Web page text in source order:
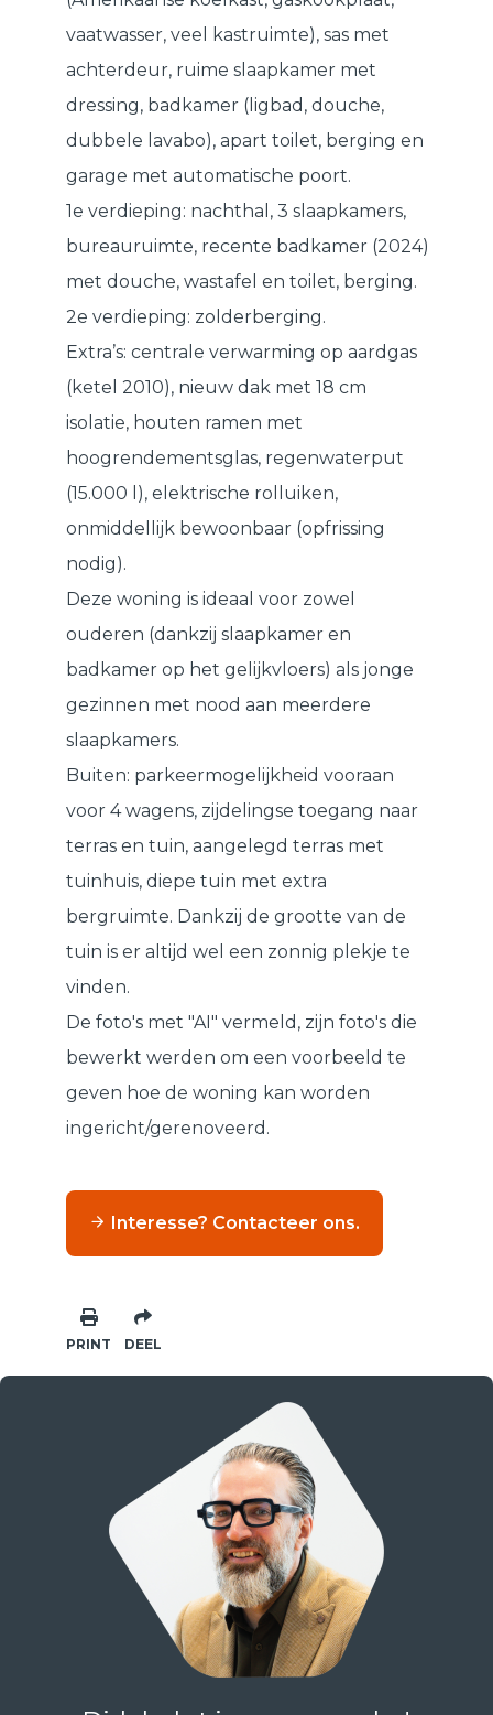
vaatwasser, veel kastruimte), sas met
achterdeur, ruime slaapkamer met
dressing, badkamer (ligbad, douche,
dubbele lavabo), apart toilet, berging en
garage met automatische poort.
1e verdieping: nachthal, 3 slaapkamers,
bureauruimte, recente badkamer (2024)
met douche, wastafel en toilet, berging.
2e verdieping: zolderberging.
Extra’s: centrale verwarming op aardgas
(ketel 2010), nieuw dak met 18 cm
isolatie, houten ramen met
hoogrendementsglas, regenwaterput
(15.000 l), elektrische rolluiken,
onmiddellijk bewoonbaar (opfrissing
nodig).
Deze woning is ideaal voor zowel
ouderen (dankzij slaapkamer en
badkamer op het gelijkvloers) als jonge
gezinnen met nood aan meerdere
slaapkamers.
Buiten: parkeermogelijkheid vooraan
voor 4 wagens, zijdelingse toegang naar
terras en tuin, aangelegd terras met
tuinhuis, diepe tuin met extra
bergruimte. Dankzij de grootte van de
tuin is er altijd wel een zonnig plekje te
vinden.
De foto's met "AI" vermeld, zijn foto's die
bewerkt werden om een voorbeeld te
geven hoe de woning kan worden
ingericht/gerenoveerd.
Interesse? Contacteer ons.
PRINT DEEL